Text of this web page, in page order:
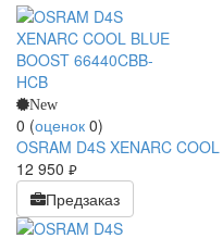
New
0 (оценок 0)
OSRAM D4S XENARC
12 950 руб.
Предзаказ